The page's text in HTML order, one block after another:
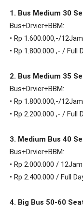
1. Bus Medium 30
Bus+Drvier+BBM:
• Rp 1.600.000,-/12Jam
• Rp 1.800.000 ,- / Full
2. Bus Medium 35
Bus+Drvier+BBM:
• Rp 1.800.000,-/12Jam
• Rp 2.200.000 ,- / Full
3. Medium Bus 40
Bus+Drvier+BBM:
• Rp 2.000.000 / 12Jam
• Rp 2.400.000 / Full
4. Big Bus 50-60